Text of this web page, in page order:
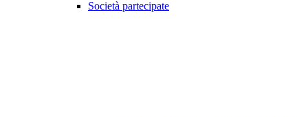
Società partecipate